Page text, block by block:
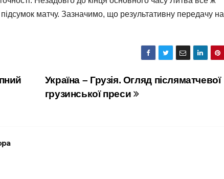
матчу. Зазначимо, що результативну передачу на
Україна – Грузія. Огляд післяматчевої
грузинської преси